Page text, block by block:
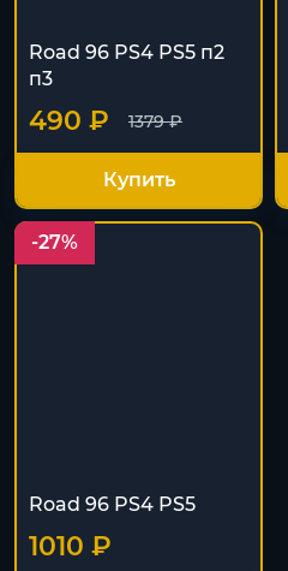
Road 96 PS4 PS5 п2
п3
1379 ₽
490 ₽
Купить
-27%
Road 96 PS4 PS5
1010 ₽